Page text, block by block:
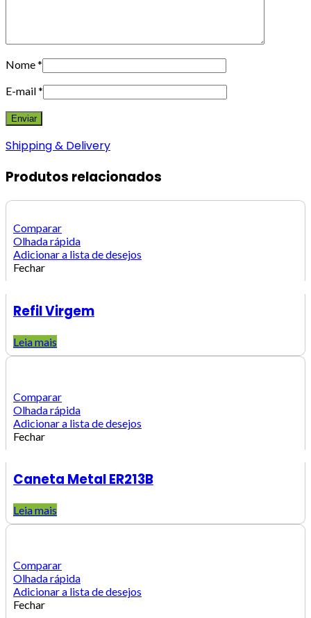
Nome*
E-mail*
Shipping & Delivery
Produtos relacionados
Comparar
Olhada rápida
Adicionar a lista de desejos
Fechar
Refil Virgem
Leia mais
Comparar
Olhada rápida
Adicionar a lista de desejos
Fechar
Caneta Metal ER213B
Leia mais
Comparar
Olhada rápida
Adicionar a lista de desejos
Fechar